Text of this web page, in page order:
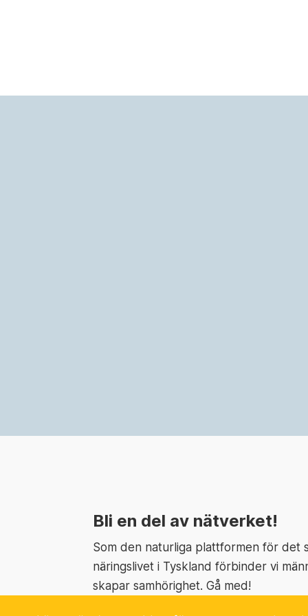
Bli en del av nätverket!
Som den naturliga plattformen för det
näringslivet i Tyskland förbinder vi
skapar samhörighet. Gå med!